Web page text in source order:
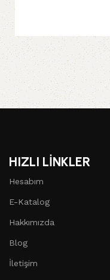
HIZLI LİNKLER
Hesabım
E-Katalog
Hakkımızda
Blog
İletişim